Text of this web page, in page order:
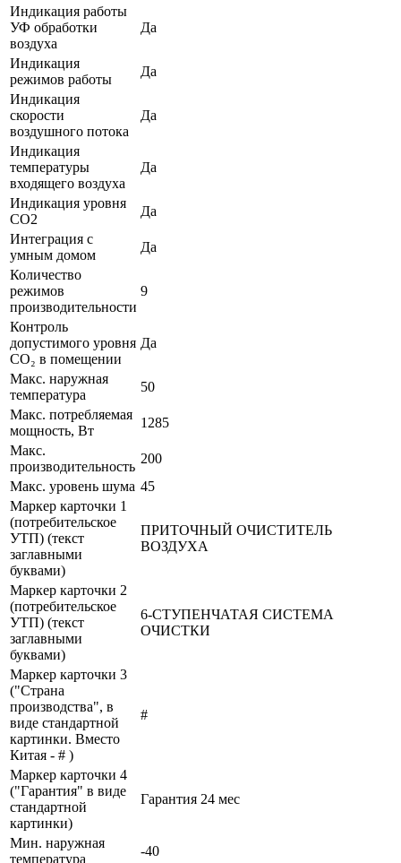
Индикация работы
УФ обработки
воздуха
Да
Индикация
режимов работы
Да
Индикация
скорости
воздушного потока
Да
Индикация
температуры
входящего воздуха
Да
Индикация уровня
CO2
Да
Интеграция с
умным домом
Да
Количество
режимов
производительности
9
Контроль
допустимого уровня
CO₂ в помещении
Да
Макс. наружная
температура
50
Макс. потребляемая
мощность, Вт
1285
Макс.
производительность
200
Макс. уровень шума 45
Маркер карточки 1
(потребительское
УТП) (текст
заглавными
буквами)
ПРИТОЧНЫЙ ОЧИСТИТЕЛЬ
ВОЗДУХА
Маркер карточки 2
(потребительское
УТП) (текст
заглавными
буквами)
6-СТУПЕНЧАТАЯ СИСТЕМА
ОЧИСТКИ
Маркер карточки 3
("Страна
производства", в
виде стандартной
картинки. Вместо
Китая - # )
#
Маркер карточки 4
("Гарантия" в виде
стандартной
картинки)
Гарантия 24 мес
Мин. наружная
температура
-40